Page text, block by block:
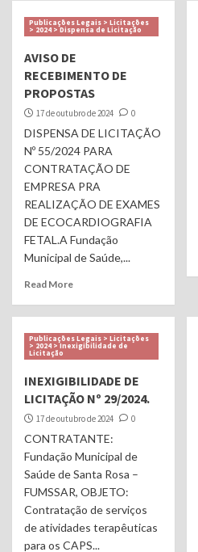
Publicações Legais > Licitações
> 2024 > Dispensa de Licitação
AVISO DE
RECEBIMENTO DE
PROPOSTAS
17 de outubro de 2024 0
DISPENSA DE LICITAÇÃO
Nº 55/2024 PARA
CONTRATAÇÃO DE
EMPRESA PRA
REALIZAÇÃO DE EXAMES
DE ECOCARDIOGRAFIA
FETAL.A Fundação
Municipal de Saúde,...
Read More
Publicações Legais > Licitações
> 2024 > Inexigibilidade de
Licitação
INEXIGIBILIDADE DE
LICITAÇÃO Nº 29/2024.
17 de outubro de 2024 0
CONTRATANTE:
Fundação Municipal de
Saúde de Santa Rosa –
FUMSSAR, OBJETO:
Contratação de serviços
de atividades terapêuticas
para os CAPS...